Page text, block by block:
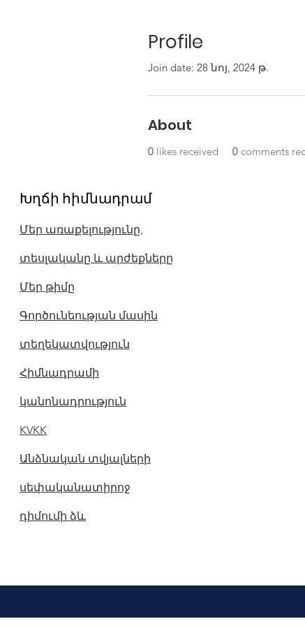
Profile
Join date: 28 նոյ, 2024 թ.
About
0 likes received 0 comments
Խղճի հիմնադրամ
Մեր առաքելությունը,
տեսլականը և արժեքները
Մեր թիմը
Գործունեության մասին
տեղեկատվություն
Հիմնադրամի
կանոնադրություն
KVKK
Անձնական տվյալների
սեփականատիրոջ
դիմումի ձև